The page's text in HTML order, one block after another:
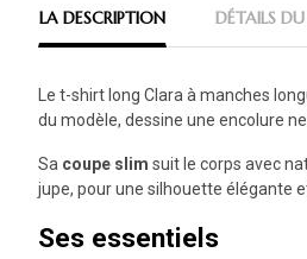
LA DESCRIPTION DÉTAILS
Le t-shirt long Clara à manches
du modèle, dessine une encolure
Sa coupe slim suit le corps avec
jupe, pour une silhouette élégante
Ses essentiels